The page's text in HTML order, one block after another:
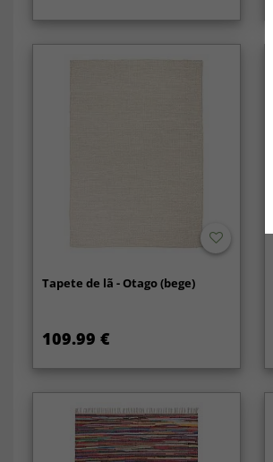
Tapete de lã - Otago (bege)
109.99 €